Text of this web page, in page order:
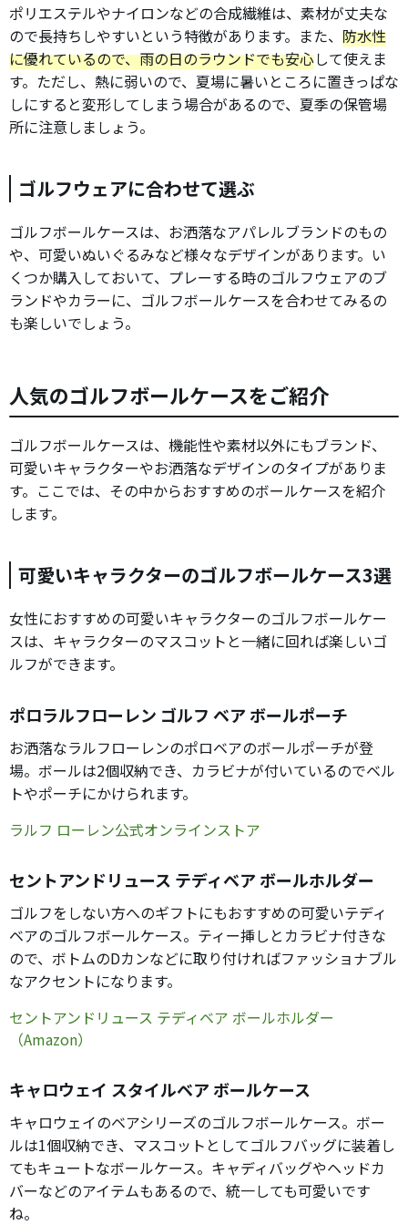
ポリエステルやナイロンなどの合成繊維は、素材が丈夫な
ので長持ちしやすいという特徴があります。また、 防水性
に優れているので、雨の日のラウンドでも安心して使えま
す。ただし、熱に弱いので、夏場に暑いところに置きっぱな
しにすると変形してしまう場合があるので、夏季の保管場
所に注意しましょう。
ゴルフウェアに合わせて選ぶ
ゴルフボールケースは、お洒落なアパレルブランドのもの
や、可愛いぬいぐるみなど様々なデザインがあります。い
くつか購入しておいて、プレーする時のゴルフウェアのブ
ランドやカラーに、ゴルフボールケースを合わせてみるの
も楽しいでしょう。
人気のゴルフボールケースをご紹介
ゴルフボールケースは、機能性や素材以外にもブランド、
可愛いキャラクターやお洒落なデザインのタイプがありま
す。ここでは、その中からおすすめのボールケースを紹介
します。
可愛いキャラクターのゴルフボールケース3選
女性におすすめの可愛いキャラクターのゴルフボールケー
スは、キャラクターのマスコットと一緒に回れば楽しいゴ
ルフができます。
ポロラルフローレン ゴルフ ベア ボールポーチ
お洒落なラルフローレンのポロベアのボールポーチが登
場。ボールは2個収納でき、カラビナが付いているのでベル
トやポーチにかけられます。
ラルフ ローレン公式オンラインストア
セントアンドリュース テディベア ボールホルダー
ゴルフをしない方へのギフトにもおすすめの可愛いテディ
ベアのゴルフボールケース。ティー挿しとカラビナ付きな
ので、ボトムのDカンなどに取り付ければファッショナブル
なアクセントになります。
セントアンドリュース テディベア ボールホルダー
（Amazon）
キャロウェイ スタイルベア ボールケース
キャロウェイのベアシリーズのゴルフボールケース。ボー
ルは1個収納でき、マスコットとしてゴルフバッグに装着し
てもキュートなボールケース。キャディバッグやヘッドカ
バーなどのアイテムもあるので、統一しても可愛いです
ね。